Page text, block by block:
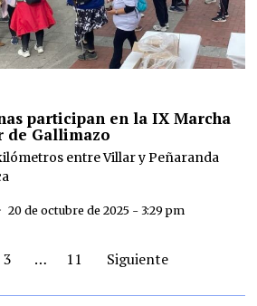
participan en la IX Marcha
Gallimazo
entre Villar y Peñaranda
20 de octubre de 2025 - 3:29 pm
3 … 11 Siguiente